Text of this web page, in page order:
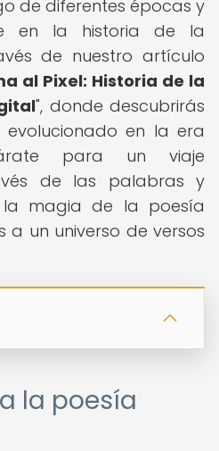
de diferentes épocas y
en la historia de la
de nuestro artículo
al Pixel: Historia de la
", donde descubrirás
en la era
para un viaje
de las palabras y
magia de la poesía
a un universo de versos
la poesía